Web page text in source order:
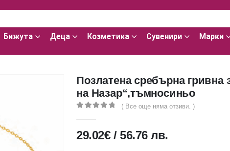
Бижута Деца Козметика Сувенири Марки
Позлатена сребърна гривна
на Назар“,тъмносиньо
( Все още няма отзиви. )
29.02€ /56.76лв.